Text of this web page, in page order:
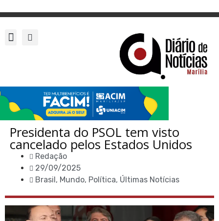
Presidenta do PSOL tem visto
cancelado pelos Estados Unidos
Redação
29/09/2025
Brasil, Mundo, Política, Últimas Notícias